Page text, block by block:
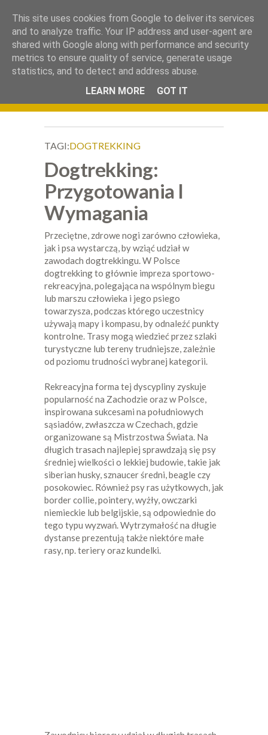
Okiem Obiektywu.
TAGI:DOGTREKKING
Dogtrekking:
Przygotowania I
Wymagania
Przeciętne, zdrowe nogi zarówno człowieka,
jak i psa wystarczą, by wziąć udział w
zawodach dogtrekkingu. W Polsce
dogtrekking to głównie impreza sportowo-
rekreacyjna, polegająca na wspólnym biegu
lub marszu człowieka i jego psiego
towarzysza, podczas którego uczestnicy
używają mapy i kompasu, by odnaleźć punkty
kontrolne. Trasy mogą wiedzieć przez szlaki
turystyczne lub tereny trudniejsze, zależnie
od poziomu trudności wybranej kategorii.
Rekreacyjna forma tej dyscypliny zyskuje
popularność na Zachodzie oraz w Polsce,
inspirowana sukcesami na południowych
sąsiadów, zwłaszcza w Czechach, gdzie
organizowane są Mistrzostwa Świata. Na
długich trasach najlepiej sprawdzają się psy
średniej wielkości o lekkiej budowie, takie jak
siberian husky, sznaucer średni, beagle czy
posokowiec. Również psy ras użytkowych, jak
border collie, pointery, wyżły, owczarki
niemieckie lub belgijskie, są odpowiednie do
tego typu wyzwań. Wytrzymałość na długie
dystanse prezentują także niektóre małe
rasy, np. teriery oraz kundelki.
This site uses cookies from Google to deliver its services
and to analyze traffic. Your IP address and user-agent are
shared with Google along with performance and security
metrics to ensure quality of service, generate usage
statistics, and to detect and address abuse.
LEARN MORE
GOT IT